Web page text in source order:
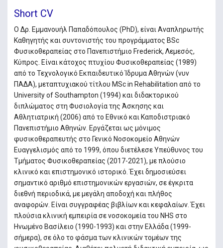
Short CV
Ο Δρ. Εμμανουήλ Παπαδόπουλος (PhD), είναι Αναπληρωτής
Καθηγητής και συντονιστής του προγράμματος BSc
Φυσικοθεραπείας στο Πανεπιστήμιο Frederick, Λεμεσός,
Κύπρος. Είναι κάτοχος πτυχίου Φυσικοθεραπείας (1989)
από το Τεχνολογικό Εκπαιδευτικό Ίδρυμα Αθηνών (νυν
ΠΑΔΑ), μεταπτυχιακού τίτλου MSc in Rehabilitation από το
University of Southampton (1994) και διδακτορικού
διπλώματος στη Φυσιολογία της Άσκησης και
Αθλητιατρική (2006) από το Εθνικό και Καποδιστριακό
Πανεπιστήμιο Αθηνών. Εργάζεται ως μόνιμος
φυσικοθεραπευτής στο Γενικό Νοσοκομείο Αθηνών
Ευαγγελισμός από το 1999, όπου διετέλεσε Υπεύθυνος του
Τμήματος Φυσικοθεραπείας (2017-2021), με πλούσιο
κλινικό και επιστημονικό ιστορικό. Έχει δημοσιεύσει
σημαντικό αριθμό επιστημονικών εργασιών, σε έγκριτα
διεθνή περιοδικά, με μεγάλη αποδοχή και πλήθος
αναφορών. Είναι συγγραφέας βιβλίων και κεφαλαίων. Έχει
πλούσια κλινική εμπειρία σε νοσοκομεία του NHS στο
Ηνωμένο Βασίλειο (1990-1993) και στην Ελλάδα (1999-
σήμερα), σε όλο το φάσμα των κλινικών τομέων της